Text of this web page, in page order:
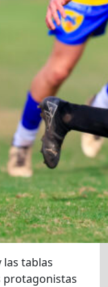
las tablas
protagonistas